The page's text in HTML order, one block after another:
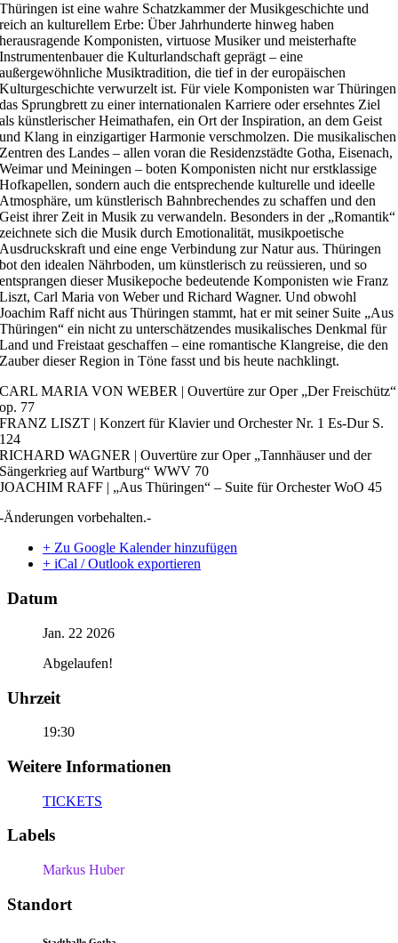
Thüringen ist eine wahre Schatzkammer der Musikgeschichte und
reich an kulturellem Erbe: Über Jahrhunderte hinweg haben
herausragende Komponisten, virtuose Musiker und meisterhafte
Instrumentenbauer die Kulturlandschaft geprägt – eine
außergewöhnliche Musiktradition, die tief in der europäischen
Kulturgeschichte verwurzelt ist. Für viele Komponisten war Thüringen
das Sprungbrett zu einer internationalen Karriere oder ersehntes Ziel
als künstlerischer Heimathafen, ein Ort der Inspiration, an dem Geist
und Klang in einzigartiger Harmonie verschmolzen. Die musikalischen
Zentren des Landes – allen voran die Residenzstädte Gotha, Eisenach,
Weimar und Meiningen – boten Komponisten nicht nur erstklassige
Hofkapellen, sondern auch die entsprechende kulturelle und ideelle
Atmosphäre, um künstlerisch Bahnbrechendes zu schaffen und den
Geist ihrer Zeit in Musik zu verwandeln. Besonders in der „Romantik“
zeichnete sich die Musik durch Emotionalität, musikpoetische
Ausdruckskraft und eine enge Verbindung zur Natur aus. Thüringen
bot den idealen Nährboden, um künstlerisch zu reüssieren, und so
entsprangen dieser Musikepoche bedeutende Komponisten wie Franz
Liszt, Carl Maria von Weber und Richard Wagner. Und obwohl
Joachim Raff nicht aus Thüringen stammt, hat er mit seiner Suite „Aus
Thüringen“ ein nicht zu unterschätzendes musikalisches Denkmal für
Land und Freistaat geschaffen – eine romantische Klangreise, die den
Zauber dieser Region in Töne fasst und bis heute nachklingt.
CARL MARIA VON WEBER | Ouvertüre zur Oper „Der Freischütz“
op. 77
FRANZ LISZT | Konzert für Klavier und Orchester Nr. 1 Es-Dur S.
124
RICHARD WAGNER | Ouvertüre zur Oper „Tannhäuser und der
Sängerkrieg auf Wartburg“ WWV 70
JOACHIM RAFF | „Aus Thüringen“ – Suite für Orchester WoO 45
-Änderungen vorbehalten.-
+ Zu Google Kalender hinzufügen
+ iCal / Outlook exportieren
Datum
Jan. 22 2026
Abgelaufen!
Uhrzeit
19:30
Weitere Informationen
TICKETS
Labels
Markus Huber
Standort